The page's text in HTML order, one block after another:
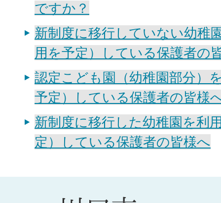
ですか？
新制度に移行していない幼稚
用を予定）している保護者の
認定こども園（幼稚園部分）
予定）している保護者の皆様
新制度に移行した幼稚園を利
定）している保護者の皆様へ